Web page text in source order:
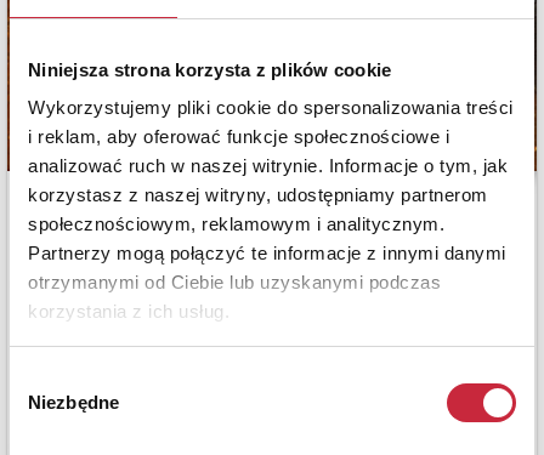
Niniejsza strona korzysta z plików cookie
Wykorzystujemy pliki cookie do spersonalizowania treści
i reklam, aby oferować funkcje społecznościowe i
analizować ruch w naszej witrynie. Informacje o tym, jak
korzystasz z naszej witryny, udostępniamy partnerom
społecznościowym, reklamowym i analitycznym.
Partnerzy mogą połączyć te informacje z innymi danymi
otrzymanymi od Ciebie lub uzyskanymi podczas
korzystania z ich usług.
zgody
Niezbędne